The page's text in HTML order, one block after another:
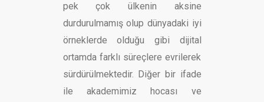
pek çok ülkenin aksine
durdurulmamış olup dünyadaki iyi
örneklerde olduğu gibi dijital
ortamda farklı süreçlere evrilerek
sürdürülmektedir. ​Diğer bir ifade
ile akademimiz hocası ve